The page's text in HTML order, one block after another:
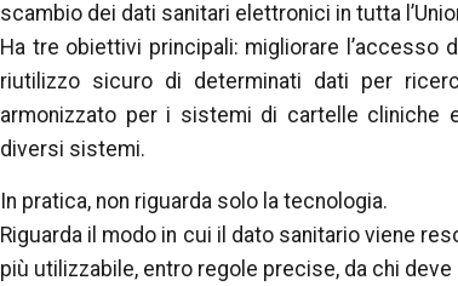
scambio dei dati sanitari elettronici in tutta
Ha tre obiettivi principali: migliorare l’accesso
riutilizzo sicuro di determinati dati per
armonizzato per i sistemi di cartelle cliniche
diversi sistemi.
In pratica, non riguarda solo la tecnologia.
Riguarda il modo in cui il dato sanitario viene
più utilizzabile, entro regole precise, da chi